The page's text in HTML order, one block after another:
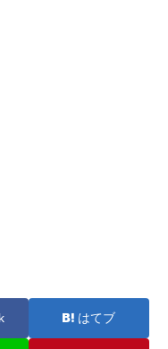
はてブ